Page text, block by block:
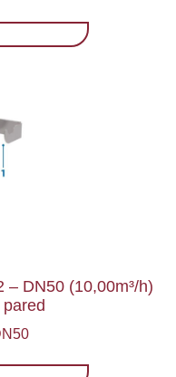
– DN50 (10,00m³/h)